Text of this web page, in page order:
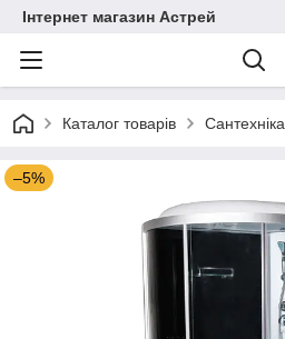
Інтернет магазин Астрей
Каталог товарів Сантехніка
–5%